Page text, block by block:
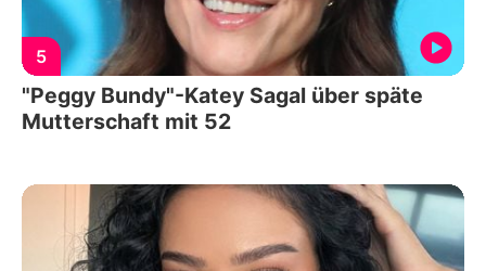
5
"Peggy Bundy"-Katey Sagal über späte
Mutterschaft mit 52